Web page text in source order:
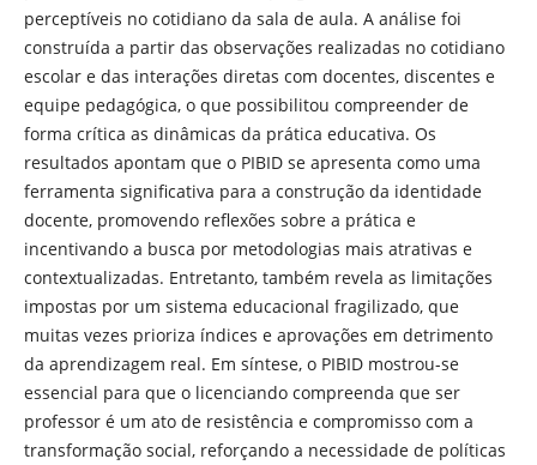
perceptíveis no cotidiano da sala de aula. A análise foi
construída a partir das observações realizadas no cotidiano
escolar e das interações diretas com docentes, discentes e
equipe pedagógica, o que possibilitou compreender de
forma crítica as dinâmicas da prática educativa. Os
resultados apontam que o PIBID se apresenta como uma
ferramenta significativa para a construção da identidade
docente, promovendo reflexões sobre a prática e
incentivando a busca por metodologias mais atrativas e
contextualizadas. Entretanto, também revela as limitações
impostas por um sistema educacional fragilizado, que
muitas vezes prioriza índices e aprovações em detrimento
da aprendizagem real. Em síntese, o PIBID mostrou-se
essencial para que o licenciando compreenda que ser
professor é um ato de resistência e compromisso com a
transformação social, reforçando a necessidade de políticas